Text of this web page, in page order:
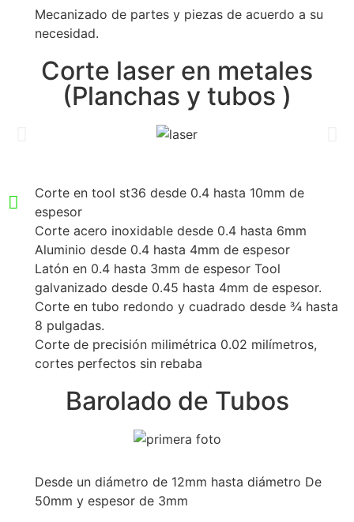
Mecanizado de partes y piezas de acuerdo a su
necesidad.
Corte laser en metales
(Planchas y tubos )
Corte en tool st36 desde 0.4 hasta 10mm de
espesor
Corte acero inoxidable desde 0.4 hasta 6mm
Aluminio desde 0.4 hasta 4mm de espesor
Latón en 0.4 hasta 3mm de espesor Tool
galvanizado desde 0.45 hasta 4mm de espesor.
Corte en tubo redondo y cuadrado desde ¾ hasta
8 pulgadas.
Corte de precisión milimétrica 0.02 milímetros,
cortes perfectos sin rebaba
Barolado de Tubos
Desde un diámetro de 12mm hasta diámetro De
50mm y espesor de 3mm